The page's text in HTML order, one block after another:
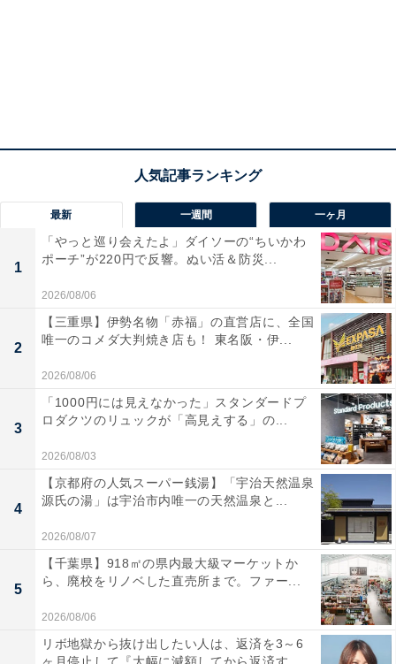
最新 一週間 一ヶ月
1
「やっと巡り会えたよ」ダイソーの“ちいかわ
ポーチ”が220円で反響。ぬい活＆防災...
2026/08/06
2
【三重県】伊勢名物「赤福」の直営店に、全国
唯一のコメダ大判焼き店も！ 東名阪・伊...
2026/08/06
3
「1000円には見えなかった」スタンダードプ
ロダクツのリュックが「高見えする」の...
2026/08/03
4
【京都府の人気スーパー銭湯】「宇治天然温泉
源氏の湯」は宇治市内唯一の天然温泉と...
2026/08/07
5
【千葉県】918㎡の県内最大級マーケットか
ら、廃校をリノベした直売所まで。ファー...
2026/08/06
リボ地獄から抜け出したい人は、返済を3～6
ヶ月停止して『大幅に減額してから返済す...